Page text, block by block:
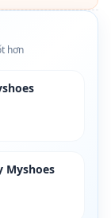
hơn
Myshoes